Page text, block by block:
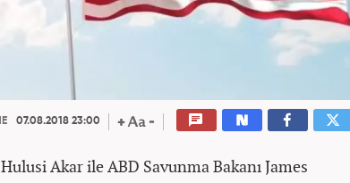
07.08.2018 23:00
Akar ile ABD Savunma Bakanı James